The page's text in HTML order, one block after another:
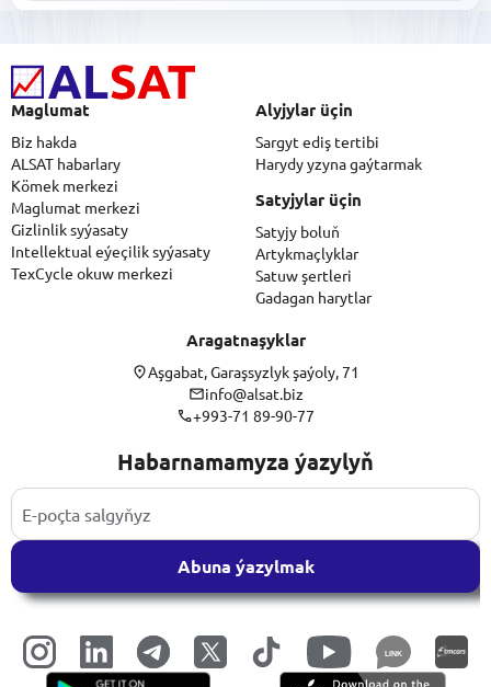
Maglumat
Biz hakda
ALSAT habarlary
Kömek merkezi
Maglumat merkezi
Gizlinlik syýasaty
Intellektual eýeçilik syýasaty
TexCycle okuw merkezi
Alyjylar üçin
Sargyt ediş tertibi
Harydy yzyna gaýtarmak
Satyjylar üçin
Satyjy boluň
Artykmaçlyklar
Satuw şertleri
Gadagan harytlar
Aragatnaşyklar
Aşgabat, Garaşsyzlyk şaýoly, 71
info@alsat.biz
+993-71 89-90-77
Habarnamamyza ýazylyň
Abuna ýazylmak
LINK